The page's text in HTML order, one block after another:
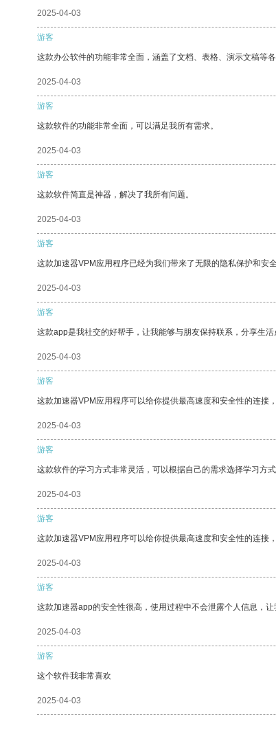
2025-04-03
游客
这款办公软件的功能非常全面，涵盖了文档、表格、演示文稿等
2025-04-03
游客
这款软件的功能非常全面，可以满足我所有需求。
2025-04-03
游客
这款软件简直是神器，解决了我所有问题。
2025-04-03
游客
这款加速器VPM应用程序已经为我们带来了无限的隐私保护和安全
2025-04-03
游客
这款app是我社交的好帮手，让我能够与朋友保持联系，分享生活
2025-04-03
游客
这款加速器VPM应用程序可以给你提供最高速度和安全性的连接
2025-04-03
游客
这款软件的学习方式非常灵活，可以根据自己的需求选择学习方式
2025-04-03
游客
这款加速器VPM应用程序可以给你提供最高速度和安全性的连接
2025-04-03
游客
这款加速器app的安全性很高，使用过程中不会泄露个人信息，让
2025-04-03
游客
这个软件我非常喜欢
2025-04-03